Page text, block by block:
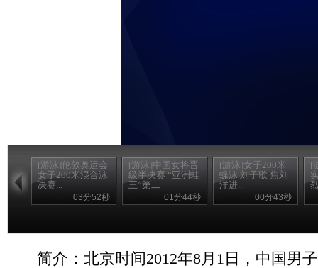
[游泳]伦敦奥运会
女子200米混合泳
决赛...
03分52秒
[游泳]中国女将晋
级半决赛 “亚洲蛙
王”第二
01分44秒
[游泳]女子200米
蝶泳 刘子歌 焦刘
洋进...
00分43秒
[
简介：北京时间2012年8月1日，中国男